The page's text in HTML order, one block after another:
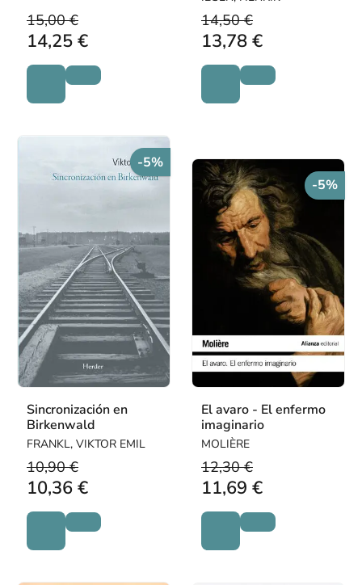
15,00 €
14,25 €
14,50 €
13,78 €
-5%
Sincronización en
Birkenwald
FRANKL, VIKTOR EMIL
10,90 €
10,36 €
-5%
El avaro - El enfermo
imaginario
MOLIÈRE
12,30 €
11,69 €